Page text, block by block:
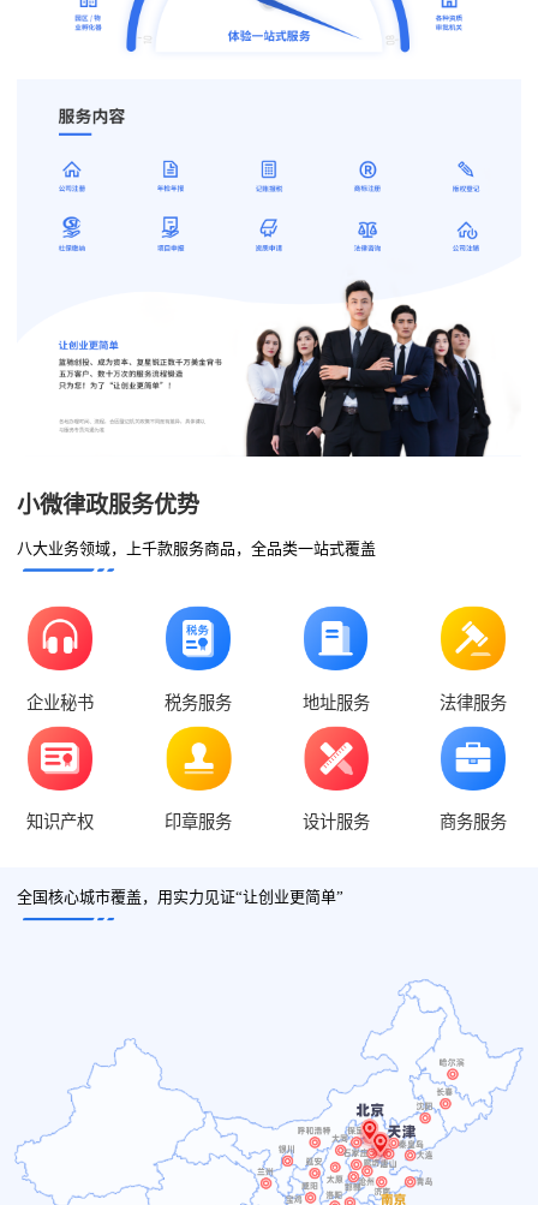
小微律政服务优势
八大业务领域，上千款服务商品，全品类一站式覆盖
企业秘书 税务服务 地址服务 法律服务
知识产权 印章服务 设计服务 商务服务
全国核心城市覆盖，用实力见证“让创业更简单”